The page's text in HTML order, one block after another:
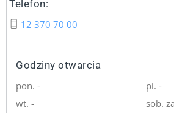
Telefon:
12 370 70 00
Godziny otwarcia
pon. -
wt. -
pi. -
sob.